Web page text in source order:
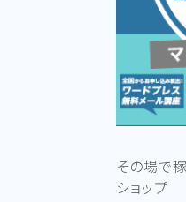
その場で
ショップ